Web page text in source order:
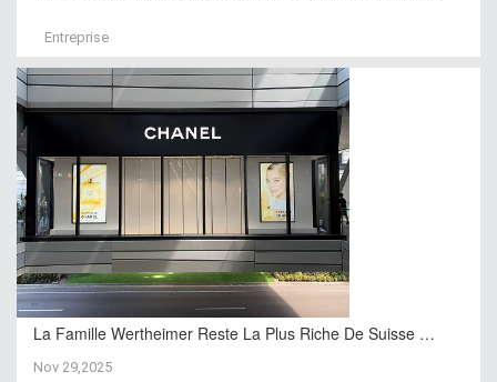
Entreprise
La Famille Wertheimer Reste La Plus Riche De Suisse …
Nov 29,2025